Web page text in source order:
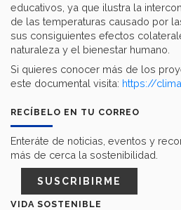
educativos, ya que ilustra la
de las temperaturas causado por
sus consiguientes efectos
naturaleza y el bienestar humano.
Si quieres conocer más de los
este documental visita: https://
RECÍBELO EN TU CORREO
Enteráte de noticias, eventos y
más de cerca la sostenibilidad.
SUSCRIBIRME
VIDA SOSTENIBLE